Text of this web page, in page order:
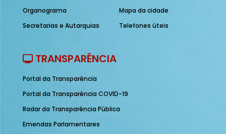
Organograma
Secretarias e Autarquias
Mapa da cidade
Telefones úteis
TRANSPARÊNCIA
Portal da Transparência
Portal da Transparência COVID-19
Radar da Transparência Pública
Emendas Parlamentares